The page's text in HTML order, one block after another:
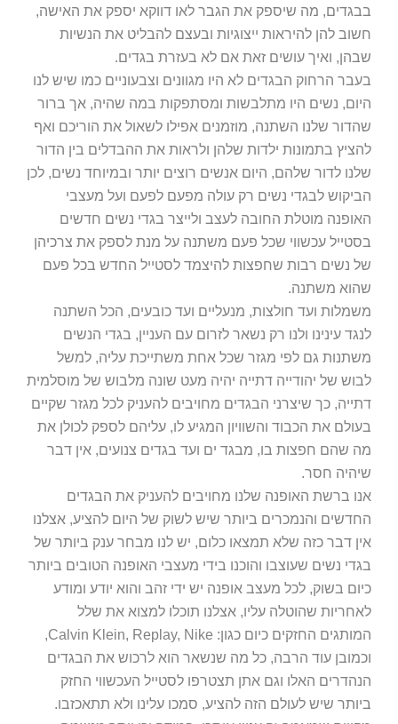
בבגדים, מה שיספק את הגבר לאו דווקא יספק את האישה,
חשוב להן להיראות ייצוגיות ובעצם להבליט את הנשיות
שבהן, ואיך עושים זאת אם לא בעזרת בגדים.
בעבר הרחוק הבגדים לא היו מגוונים וצבעוניים כמו שיש לנו
היום, נשים היו מתלבשות ומסתפקות במה שהיה, אך ברור
שהדור שלנו השתנה, מוזמנים אפילו לשאול את הוריכם ואף
להציץ בתמונות ילדות שלהן ולראות את ההבדלים בין הדור
שלנו לדור שלהם, היום אנשים רוצים יותר ובמיוחד נשים, לכן
הביקוש לבגדי נשים רק עולה מפעם לפעם ועל מעצבי
האופנה מוטלת החובה לעצב ולייצר בגדי נשים חדשים
בסטייל עכשווי שכל פעם משתנה על מנת לספק את צרכיהן
של נשים רבות שחפצות להיצמד לסטייל החדש בכל פעם
שהוא משתנה.
משמלות ועד חולצות, מנעליים ועד כובעים, הכל השתנה
לנגד עינינו ולנו רק נשאר לזרום עם העניין, בגדי הנשים
משתנות גם לפי מגזר שכל אחת משתייכת עליה, למשל
לבוש של יהודייה דתייה יהיה מעט שונה מלבוש של מוסלמית
דתייה, כך שיצרני הבגדים מחויבים להעניק לכל מגזר שקיים
בעולם את הכבוד והשוויון המגיע לו, עליהם לספק לכולן את
מה שהם חפצות בו, מבגד ים ועד בגדים צנועים, אין דבר
שיהיה חסר.
אנו ברשת האופנה שלנו מחויבים להעניק את הבגדים
החדשים והנמכרים ביותר שיש לשוק של היום להציע, אצלנו
אין דבר כזה שלא תמצאו כלום, יש לנו מבחר ענק ביותר של
בגדי נשים שעוצבו והוכנו בידי מעצבי האופנה הטובים ביותר
כיום בשוק, לכל מעצב אופנה יש ידי זהב והוא יודע ומודע
לאחריות שהוטלה עליו, אצלנו תוכלו למצוא את שלל
המותגים החזקים כיום כגון: Calvin Klein, Replay, Nike,
וכמובן עוד הרבה, כל מה שנשאר הוא לרכוש את הבגדים
הנהדרים האלו וגם אתן תצטרפו לסטייל העכשווי החזק
ביותר שיש לעולם הזה להציע, סמכו עלינו ולא תתאכזבו.